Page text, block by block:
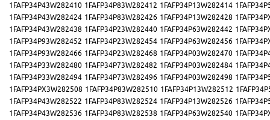
1FAFP34P43W282410 1FAFP34P83W282412 1FAFP34P13W282414
1FAFP34P43W282424 1FAFP34P83W282426 1FAFP34P13W282428
1FAFP34P43W282438 1FAFP34P23W282440 1FAFP34P63W282442
1FAFP34P93W282452 1FAFP34P23W282454 1FAFP34P63W282456
1FAFP34P93W282466 1FAFP34P23W282468 1FAFP34P03W282470
1FAFP34P33W282480 1FAFP34P73W282482 1FAFP34P03W282484
1FAFP34P33W282494 1FAFP34P73W282496 1FAFP34P03W282498
1FAFP34PX3W282508 1FAFP34P83W282510 1FAFP34P13W282512
1FAFP34P43W282522 1FAFP34P83W282524 1FAFP34P13W282526
1FAFP34P43W282536 1FAFP34P83W282538 1FAFP34P63W282540